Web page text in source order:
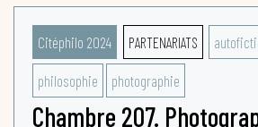
Citéphilo 2024 PARTENARIATS
philosophie photographie
Chambre 207.